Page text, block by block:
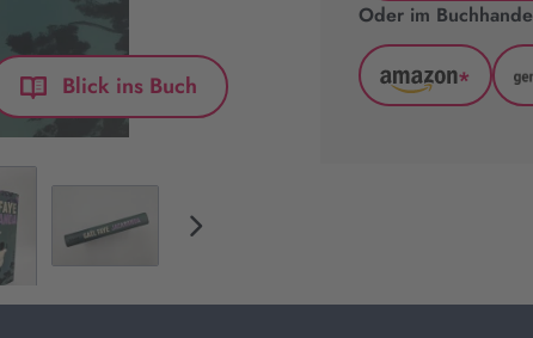
Blick ins Buch
Oder im
Amazon
*